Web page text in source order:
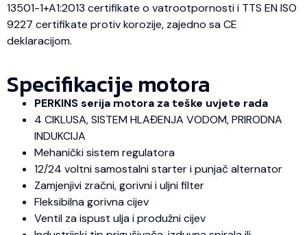
13501-1+A1:2013 certifikate o vatrootpornosti i TTS EN ISO
9227 certifikate protiv korozije, zajedno sa CE
deklaracijom.
Specifikacije motora
PERKINS serija motora za teške uvjete rada
4 CIKLUSA, SISTEM HLAĐENJA VODOM, PRIRODNA
INDUKCIJA
Mehanički sistem regulatora
12/24 voltni samostalni starter i punjač alternator
Zamjenjivi zračni, gorivni i uljni filter
Fleksibilna gorivna cijev
Ventil za ispust ulja i produžni cijev